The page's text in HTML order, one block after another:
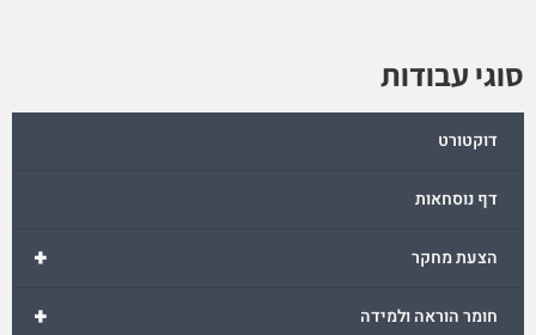
סוגי עבודות
דוקטורט
דף נוסחאות
+ הצעת מחקר
+ חומר הוראה ולמידה